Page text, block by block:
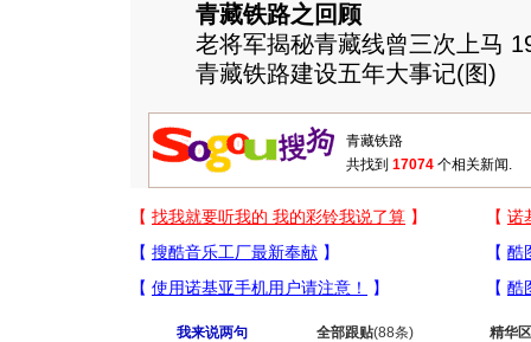
青藏铁路之回顾
老将军揭秘青藏线曾三次上马
青藏铁路建设五年大事记(图)
共找到 17074 个相关新闻.
我来说两句 全部跟贴(88条) 精华区